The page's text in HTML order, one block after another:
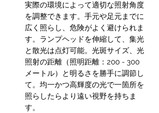
実際の環境によって適切な照射角度
を調整できます。手元や足元までに
広く照らし、危険がよく避けられま
す。ランプヘッドを伸縮して、集光
と散光は点灯可能。光斑サイズ、光
照射の距離（照明距離：200 - 300
メートル）と明るさを勝手に調節し
て。均一かつ高輝度の光で一箇所を
照らしたらより遠い視野を持ちま
す。